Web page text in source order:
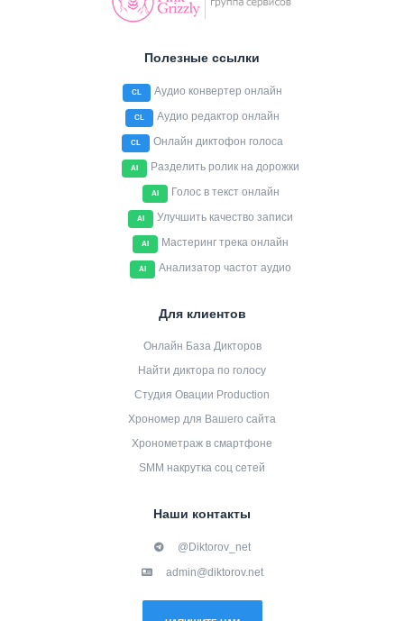
Полезные ссылки
CL Аудио конвертер онлайн
CL Аудио редактор онлайн
CL Онлайн диктофон голоса
AI Разделить ролик на дорожки
AI Голос в текст онлайн
AI Улучшить качество записи
AI Мастеринг трека онлайн
AI Анализатор частот аудио
Для клиентов
Онлайн База Дикторов
Найти диктора по голосу
Студия Овации Production
Хрономер для Вашего сайта
Хронометраж в смартфоне
SMM накрутка соц сетей
Наши контакты
@Diktorov_net
admin@diktorov.net